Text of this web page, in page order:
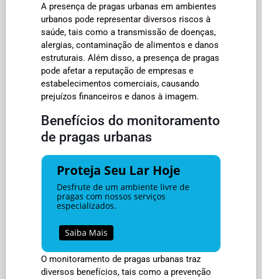
A presença de pragas urbanas em ambientes
urbanos pode representar diversos riscos à
saúde, tais como a transmissão de doenças,
alergias, contaminação de alimentos e danos
estruturais. Além disso, a presença de pragas
pode afetar a reputação de empresas e
estabelecimentos comerciais, causando
prejuízos financeiros e danos à imagem.
Benefícios do monitoramento
de pragas urbanas
Proteja Seu Lar Hoje
Desfrute de um ambiente livre de
pragas com nossos serviços
especializados.
Saiba Mais
O monitoramento de pragas urbanas traz
diversos benefícios, tais como a prevenção